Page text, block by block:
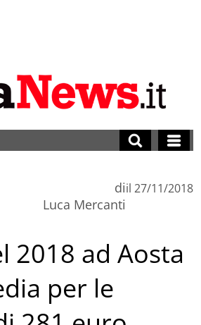
di
Luca Mercanti
il 27/11/2018
2018 ad Aosta
per le